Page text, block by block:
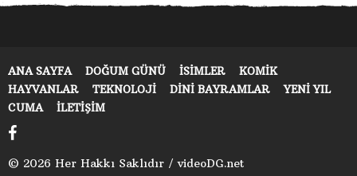
ANA SAYFA DOĞUM GÜNÜ ISIMLER
KOMIK
HAYVANLAR
TEKNOLOJI DINI BAYRAMLAR
YENI YIL
CUMA
İLETIŞIM
© 2026 Her Hakkı Saklıdır / videoDG.net